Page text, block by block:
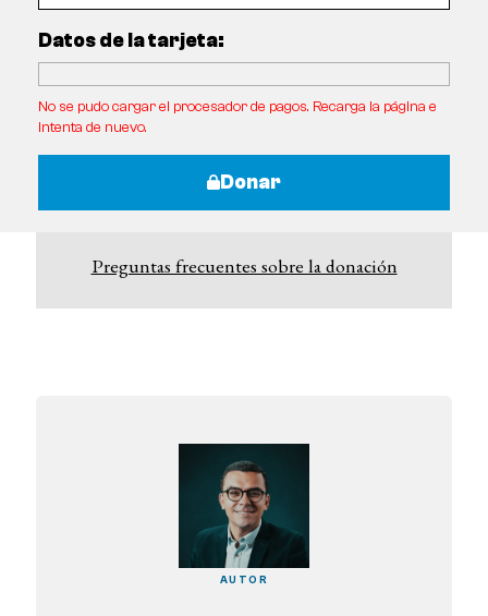
Datos de la tarjeta:
No se pudo cargar el procesador de pagos. Recarga la página e
intenta de nuevo.
Donar
Preguntas frecuentes sobre la donación
AUTOR